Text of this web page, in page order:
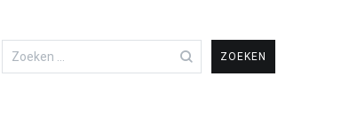
naar: